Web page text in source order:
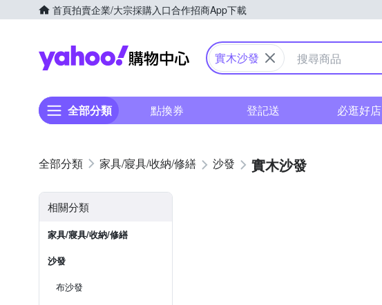
首頁拍賣企業/大宗採購入口合作招商App下載
Yahoo購物中心
實木沙發
全部分類 點換券 登記送 必逛好店
家具/寢具/收納/修繕 沙發 實木沙發
相關分類
家具/寢具/收納/修繕
沙發
布沙發